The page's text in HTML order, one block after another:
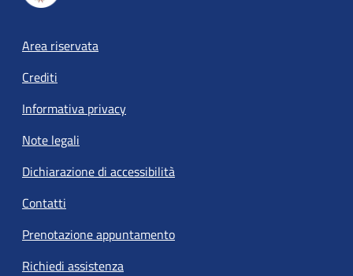
Footer menu
Area riservata
Crediti
Informativa privacy
Note legali
Dichiarazione di accessibilità
Contatti
Prenotazione appuntamento
Richiedi assistenza